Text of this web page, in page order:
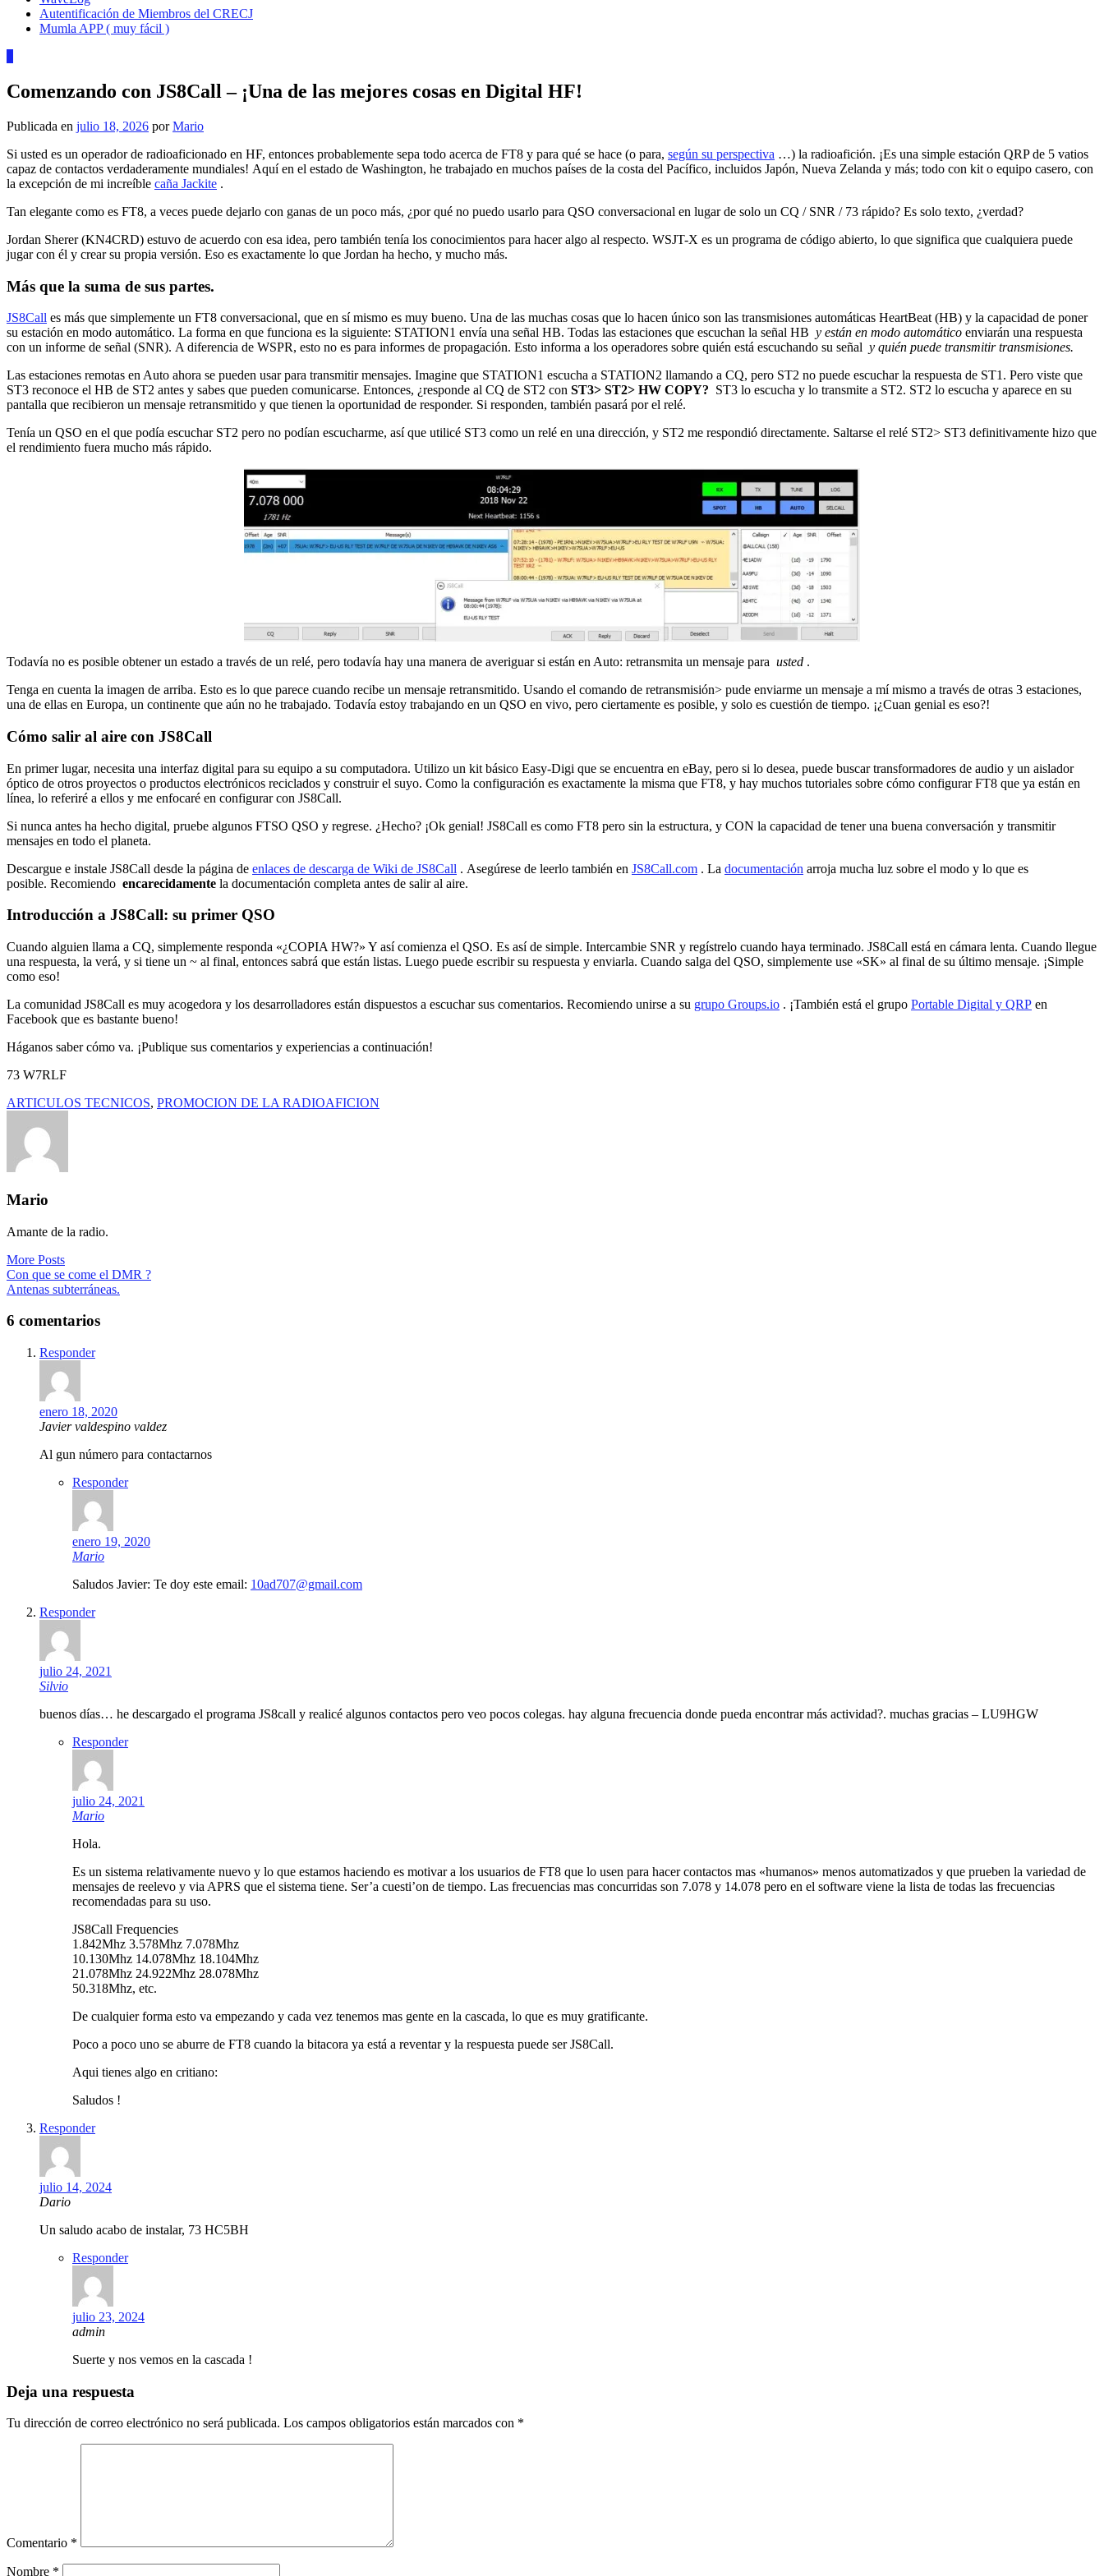
Autentificación de Miembros del CRECJ
Mumla APP ( muy fácil )
Comenzando con JS8Call – ¡Una de las mejores cosas en Digital HF!
Publicada en julio 18, 2026 porMario
Si usted es un operador de radioaficionado en HF, entonces probablemente sepa todo acerca de FT8 y para qué se hace (o para, según su perspectiva …) la radioafición. ¡Es una simple estación QRP de 5 vatios
capaz de contactos verdaderamente mundiales! Aquí en el estado de Washington, he trabajado en muchos países de la costa del Pacífico, incluidos Japón, Nueva Zelanda y más; todo con kit o equipo casero, con
la excepción de mi increíble caña Jackite .
Tan elegante como es FT8, a veces puede dejarlo con ganas de un poco más, ¿por qué no puedo usarlo para QSO conversacional en lugar de solo un CQ / SNR / 73 rápido? Es solo texto, ¿verdad?
Jordan Sherer (KN4CRD) estuvo de acuerdo con esa idea, pero también tenía los conocimientos para hacer algo al respecto. WSJT-X es un programa de código abierto, lo que significa que cualquiera puede
jugar con él y crear su propia versión. Eso es exactamente lo que Jordan ha hecho, y mucho más.
Más que la suma de sus partes.
JS8Call es más que simplemente un FT8 conversacional, que en sí mismo es muy bueno. Una de las muchas cosas que lo hacen único son las transmisiones automáticas HeartBeat (HB) y la capacidad de poner
su estación en modo automático. La forma en que funciona es la siguiente: STATION1 envía una señal HB. Todas las estaciones que escuchan la señal HB y están en modo automático enviarán una respuesta
con un informe de señal (SNR). A diferencia de WSPR, esto no es para informes de propagación. Esto informa a los operadores sobre quién está escuchando su señal y quién puede transmitir transmisiones.
Las estaciones remotas en Auto ahora se pueden usar para transmitir mensajes. Imagine que STATION1 escucha a STATION2 llamando a CQ, pero ST2 no puede escuchar la respuesta de ST1. Pero viste que
ST3 reconoce el HB de ST2 antes y sabes que pueden comunicarse. Entonces, ¿responde al CQ de ST2 con ST3> ST2> HW COPY? ST3 lo escucha y lo transmite a ST2. ST2 lo escucha y aparece en su
pantalla que recibieron un mensaje retransmitido y que tienen la oportunidad de responder. Si responden, también pasará por el relé.
Tenía un QSO en el que podía escuchar ST2 pero no podían escucharme, así que utilicé ST3 como un relé en una dirección, y ST2 me respondió directamente. Saltarse el relé ST2> ST3 definitivamente hizo que
el rendimiento fuera mucho más rápido.
Todavía no es posible obtener un estado a través de un relé, pero todavía hay una manera de averiguar si están en Auto: retransmita un mensaje para usted .
Tenga en cuenta la imagen de arriba. Esto es lo que parece cuando recibe un mensaje retransmitido. Usando el comando de retransmisión> pude enviarme un mensaje a mí mismo a través de otras 3 estaciones,
una de ellas en Europa, un continente que aún no he trabajado. Todavía estoy trabajando en un QSO en vivo, pero ciertamente es posible, y solo es cuestión de tiempo. ¡¿Cuan genial es eso?!
Cómo salir al aire con JS8Call
En primer lugar, necesita una interfaz digital para su equipo a su computadora. Utilizo un kit básico Easy-Digi que se encuentra en eBay, pero si lo desea, puede buscar transformadores de audio y un aislador
óptico de otros proyectos o productos electrónicos reciclados y construir el suyo. Como la configuración es exactamente la misma que FT8, y hay muchos tutoriales sobre cómo configurar FT8 que ya están en
línea, lo referiré a ellos y me enfocaré en configurar con JS8Call.
Si nunca antes ha hecho digital, pruebe algunos FTSO QSO y regrese. ¿Hecho? ¡Ok genial! JS8Call es como FT8 pero sin la estructura, y CON la capacidad de tener una buena conversación y transmitir
mensajes en todo el planeta.
Descargue e instale JS8Call desde la página de enlaces de descarga de Wiki de JS8Call . Asegúrese de leerlo también en JS8Call.com . La documentación arroja mucha luz sobre el modo y lo que es
posible. Recomiendo encarecidamente la documentación completa antes de salir al aire.
Introducción a JS8Call: su primer QSO
Cuando alguien llama a CQ, simplemente responda «¿COPIA HW?» Y así comienza el QSO. Es así de simple. Intercambie SNR y regístrelo cuando haya terminado. JS8Call está en cámara lenta. Cuando llegue
una respuesta, la verá, y si tiene un ~ al final, entonces sabrá que están listas. Luego puede escribir su respuesta y enviarla. Cuando salga del QSO, simplemente use «SK» al final de su último mensaje. ¡Simple
como eso!
La comunidad JS8Call es muy acogedora y los desarrolladores están dispuestos a escuchar sus comentarios. Recomiendo unirse a su grupo Groups.io . ¡También está el grupo Portable Digital y QRP en
Facebook que es bastante bueno!
Háganos saber cómo va. ¡Publique sus comentarios y experiencias a continuación!
73 W7RLF
ARTICULOS TECNICOS, PROMOCION DE LA RADIOAFICION
Mario
Amante de la radio.
More Posts
Navegación
de
entradas
Con que se come el DMR ?
Antenas subterráneas.
6 comentarios
Responder
enero 18, 2020
Javier valdespino valdez
Al gun número para contactarnos
Responder
enero 19, 2020
Mario
Saludos Javier: Te doy este email: 10ad707@gmail.com
Responder
julio 24, 2021
Silvio
buenos días… he descargado el programa JS8call y realicé algunos contactos pero veo pocos colegas. hay alguna frecuencia donde pueda encontrar más actividad?. muchas gracias – LU9HGW
Responder
julio 24, 2021
Mario
Hola.
Es un sistema relativamente nuevo y lo que estamos haciendo es motivar a los usuarios de FT8 que lo usen para hacer contactos mas «humanos» menos automatizados y que prueben la variedad de
mensajes de reelevo y via APRS que el sistema tiene. Ser’a cuesti’on de tiempo. Las frecuencias mas concurridas son 7.078 y 14.078 pero en el software viene la lista de todas las frecuencias
recomendadas para su uso.
JS8Call Frequencies
1.842Mhz 3.578Mhz 7.078Mhz
10.130Mhz 14.078Mhz 18.104Mhz
21.078Mhz 24.922Mhz 28.078Mhz
50.318Mhz, etc.
De cualquier forma esto va empezando y cada vez tenemos mas gente en la cascada, lo que es muy gratificante.
Poco a poco uno se aburre de FT8 cuando la bitacora ya está a reventar y la respuesta puede ser JS8Call.
Aqui tienes algo en critiano:
Saludos !
Responder
julio 14, 2024
Dario
Un saludo acabo de instalar, 73 HC5BH
Responder
julio 23, 2024
admin
Suerte y nos vemos en la cascada !
Deja una respuesta
Tu dirección de correo electrónico no será publicada. Los campos obligatorios están marcados con *
Comentario *
Nombre *